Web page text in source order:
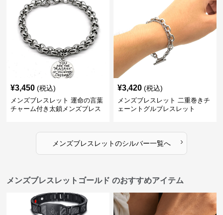
¥3,450 (税込)
メンズブレスレット 運命の言葉
チャーム付き太鎖メンズブレス
¥3,420 (税込)
メンズブレスレット 二重巻きチ
ェーントグルブレスレット
メンズブレスレットのシルバー一覧へ ›
メンズブレスレットゴールド のおすすめアイテム